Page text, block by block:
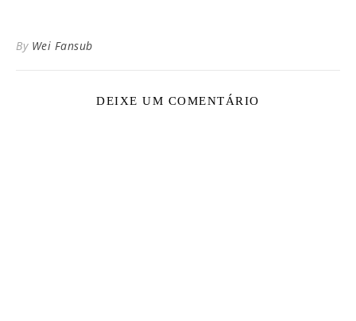
By Wei Fansub
DEIXE UM COMENTÁRIO